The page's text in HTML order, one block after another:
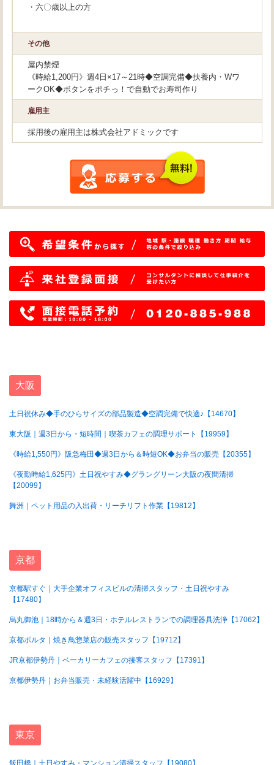
・六〇歳以上の方
その他
屋内禁煙
《時給1,200円》週4日×17～21時◆空調完備◆扶養内・Wワ
ークOK◆ボタンをポチっ！で自動でお寿司作り
雇用主
採用後の雇用主は株式会社アドミックです
大阪
土日祝休み◆手のひらサイズの部品製造◆空調完備で快適♪【14670】
東大阪｜週3日から・短時間｜喫茶カフェの調理サポート【19959】
《時給1,550円》阪急梅田◆週3日から＆時短OK◆お弁当の販売【20355】
《夜勤時給1,625円》土日祝やすみ◆グラングリーン大阪の夜間清掃
【20099】
舞洲｜ペット用品の入出荷・リーチリフト作業【19812】
京都
京都駅すぐ｜大手企業オフィスビルの清掃スタッフ・土日祝やすみ
【17480】
烏丸御池｜18時から＆週3日・ホテルレストランでの調理器具洗浄【17062】
京都ポルタ｜焼き鳥惣菜店の販売スタッフ【19712】
JR京都伊勢丹｜ベーカリーカフェの接客スタッフ【17391】
京都伊勢丹｜お弁当販売・未経験活躍中【16929】
東京
飯田橋｜土日やすみ・マンション清掃スタッフ【19080】